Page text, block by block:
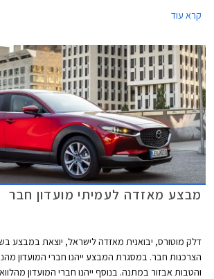
בעיקר בזכות מלאי זמין וזכייה במכרזי רכש של מנהל
קרא עוד
מבצע מאזדה לעמיתי מועדון חבר
דלק מוטורס, יבואנית מאזדה לישראל, יוצאת במבצע
הצרכנות חבר. במסגרת המבצע ייהנו חברי המועדון
והטבות אבזור במתנה. בנוסף ייהנו חברי המועדון